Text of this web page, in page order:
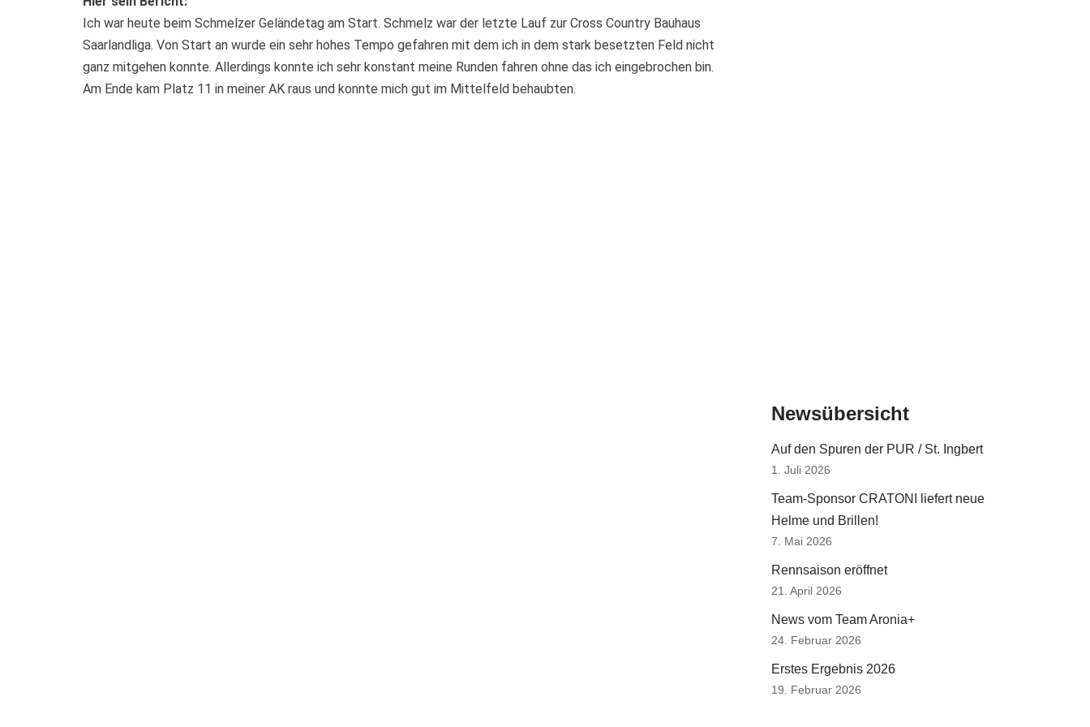
Ich war heute beim Schmelzer Geländetag am Start. Schmelz war der letzte Lauf zur Cross Country Bauhaus
Saarlandliga. Von Start an wurde ein sehr hohes Tempo gefahren mit dem ich in dem stark besetzten Feld nicht
ganz mitgehen konnte. Allerdings konnte ich sehr konstant meine Runden fahren ohne das ich eingebrochen bin.
Am Ende kam Platz 11 in meiner AK raus und konnte mich gut im Mittelfeld behaubten.
Newsübersicht
Auf den Spuren der PUR / St. Ingbert
1. Juli 2026
Team-Sponsor CRATONI liefert neue
Helme und Brillen!
7. Mai 2026
Rennsaison eröffnet
21. April 2026
News vom Team Aronia+
24. Februar 2026
Erstes Ergebnis 2026
19. Februar 2026